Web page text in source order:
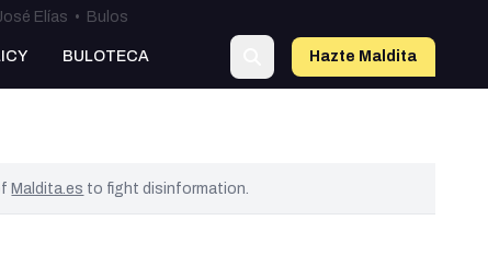
Elías • Bulos
BULOTECA Hazte Maldita
Maldita.es to fight disinformation.